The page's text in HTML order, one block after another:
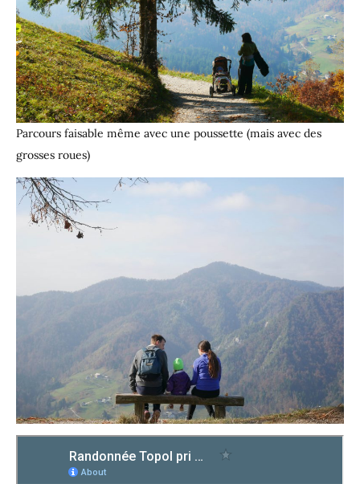
Parcours faisable même avec une poussette (mais avec des
grosses roues)